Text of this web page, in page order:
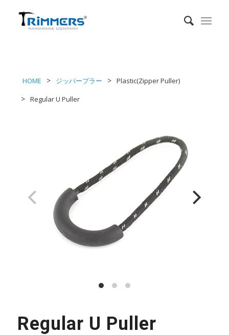
HOME ジッパープラー
Plastic(Zipper Puller)
Regular U Puller
Regular U Puller